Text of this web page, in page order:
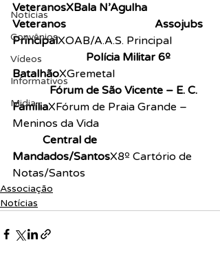
Notícias
Convênios
Vídeos
Informativos
Midia
VeteranosXBala N’Agulha
Veteranos
Assojubs
PrincipalXOAB/A.A.S. Principal
Jogo – 11h30 Polícia Militar 6º
BatalhãoXGremetal
Fórum de São Vicente – E. C.
FamíliaXFórum de Praia Grande –
Meninos da Vida
Central de
Mandados/SantosX8º Cartório de
Notas/Santos
Associação
Notícias